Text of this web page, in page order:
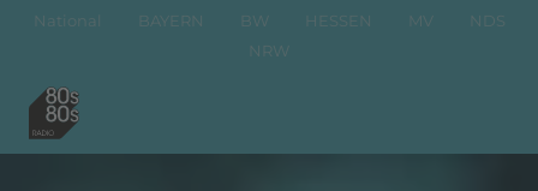
National BAYERN BW HESSEN MV
NDS
NRW